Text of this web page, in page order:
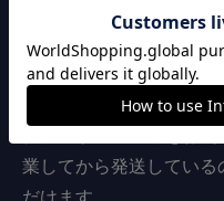
こだわり
實光刃物は、職人の技に
います。出荷前に全品
切れ味が良い包丁をお
業してから発送してい
だけます。